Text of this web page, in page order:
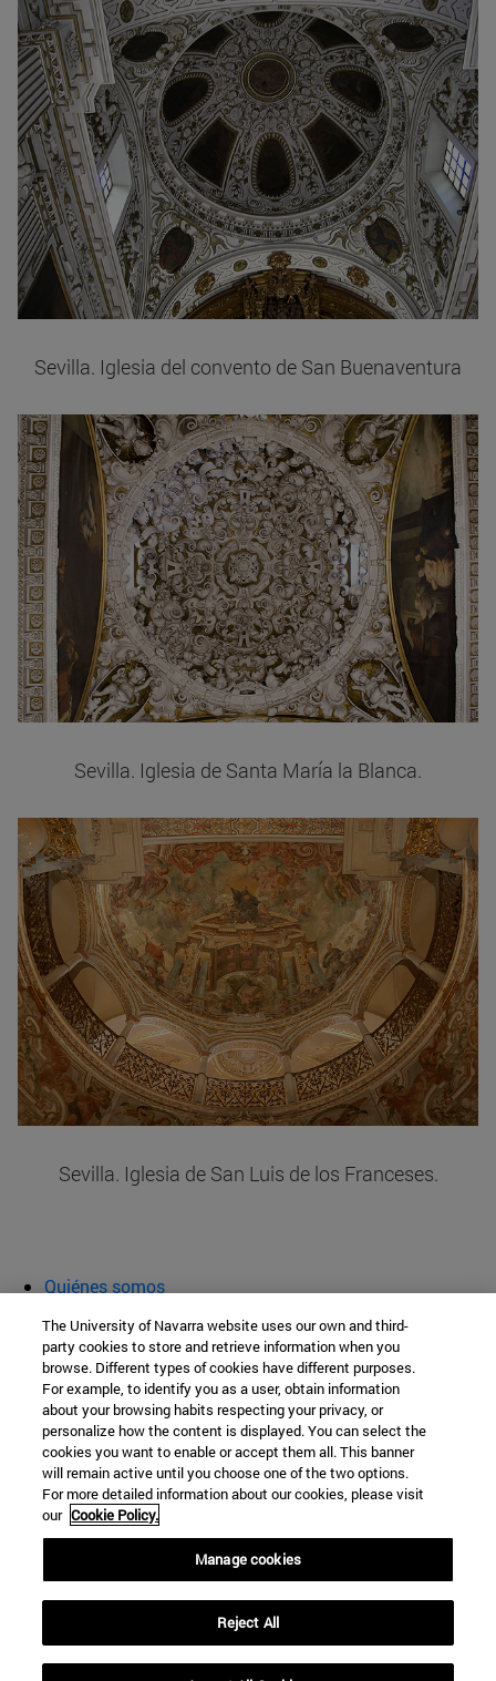
Sevilla. Iglesia del convento de San Buenaventura
Sevilla. Iglesia de Santa María la Blanca.
Sevilla. Iglesia de San Luis de los Franceses.
Quiénes somos
Aula abierta
Cátedra de Patrimonio y Arte Navarro
Facultad de Filosofía y Letras
Campus Universitario s/n
Navarra
España
Tel. +34 948 42 56 00
The University of Navarra website uses our own and third-
party cookies to store and retrieve information when you
browse. Different types of cookies have different purposes.
For example, to identify you as a user, obtain information
about your browsing habits respecting your privacy, or
personalize how the content is displayed. You can select the
cookies you want to enable or accept them all. This banner
will remain active until you choose one of the two options.
For more detailed information about our cookies, please visit
our Cookie Policy.
Manage cookies
Reject All